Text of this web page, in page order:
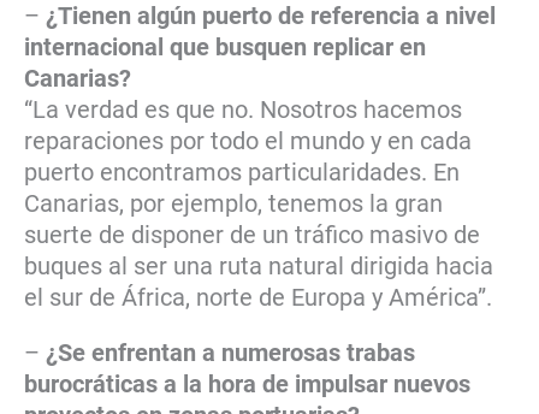
– ¿Tienen algún puerto de referencia a nivel
internacional que busquen replicar en
Canarias?
“La verdad es que no. Nosotros hacemos
reparaciones por todo el mundo y en cada
puerto encontramos particularidades. En
Canarias, por ejemplo, tenemos la gran
suerte de disponer de un tráfico masivo de
buques al ser una ruta natural dirigida hacia
el sur de África, norte de Europa y América”.
– ¿Se enfrentan a numerosas trabas
burocráticas a la hora de impulsar nuevos